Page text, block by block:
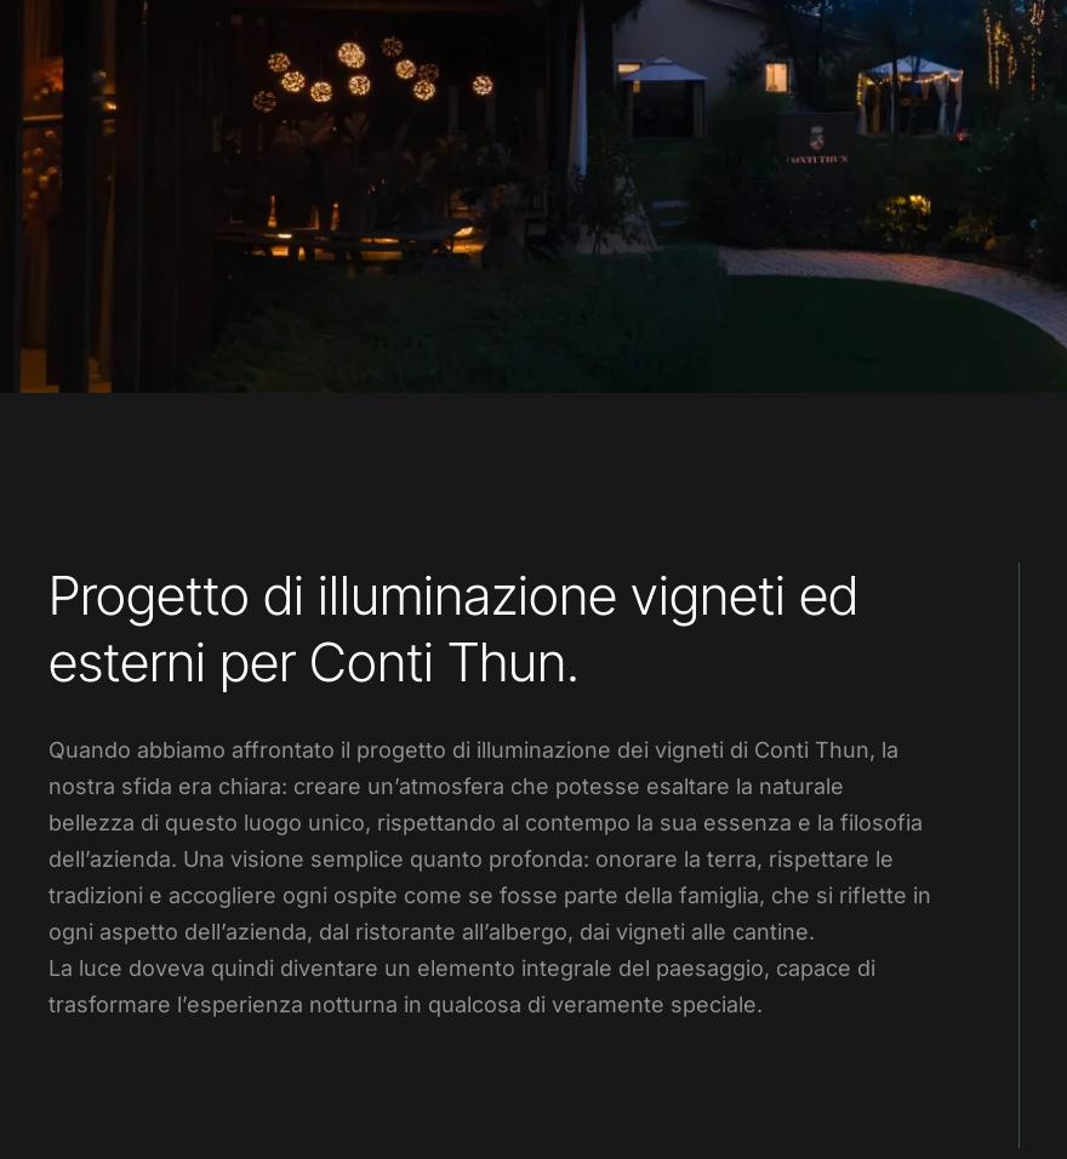
Progetto di illuminazione vigneti ed
esterni per Conti Thun.
Quando abbiamo affrontato il progetto di illuminazione dei vigneti di Conti Thun, la
nostra sfida era chiara: creare un’atmosfera che potesse esaltare la naturale
bellezza di questo luogo unico, rispettando al contempo la sua essenza e la filosofia
dell’azienda. Una visione semplice quanto profonda: onorare la terra, rispettare le
tradizioni e accogliere ogni ospite come se fosse parte della famiglia, che si riflette in
ogni aspetto dell’azienda, dal ristorante all’albergo, dai vigneti alle cantine.
La luce doveva quindi diventare un elemento integrale del paesaggio, capace di
trasformare l’esperienza notturna in qualcosa di veramente speciale.